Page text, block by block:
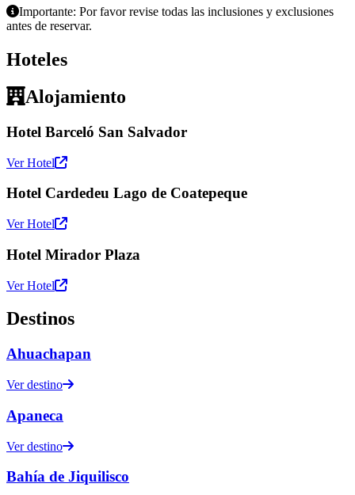
Importante: Por favor revise todas las inclusiones y exclusiones
antes de reservar.
Hoteles
Alojamiento
Hotel Barceló San Salvador
Ver Hotel
Hotel Cardedeu Lago de Coatepeque
Ver Hotel
Hotel Mirador Plaza
Ver Hotel
Destinos
Ahuachapan
Ver destino
Apaneca
Ver destino
Bahía de Jiquilisco